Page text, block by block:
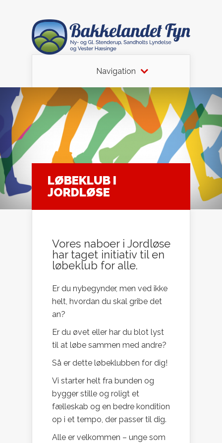
Navigation
LØBEKLUB I
JORDLØSE
Vores naboer i Jordløse
har taget initiativ til en
løbeklub for alle.
Er du nybegynder, men ved ikke
helt, hvordan du skal gribe det
an?
Er du øvet eller har du blot lyst
til at løbe sammen med andre?
Så er dette løbeklubben for dig!
Vi starter helt fra bunden og
bygger stille og roligt et
fælleskab og en bedre kondition
op i et tempo, der passer til dig.
Alle er velkommen – unge som